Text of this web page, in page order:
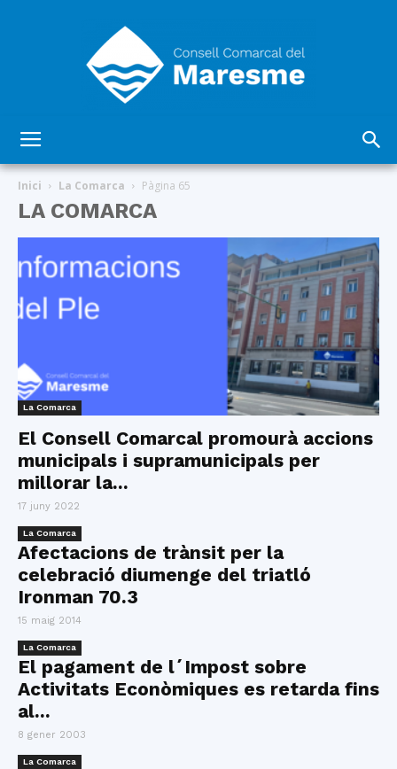
Comarcal
Maresme
Inici La Comarca Pàgina 65
LA COMARCA
La Comarca
El Consell Comarcal promourà accions
municipals i supramunicipals per
millorar la...
17 juny 2022
La Comarca
Afectacions de trànsit per la
celebració diumenge del triatló
Ironman 70.3
15 maig 2014
La Comarca
El pagament de l´Impost sobre
Activitats Econòmiques es retarda fins
al...
8 gener 2003
La Comarca